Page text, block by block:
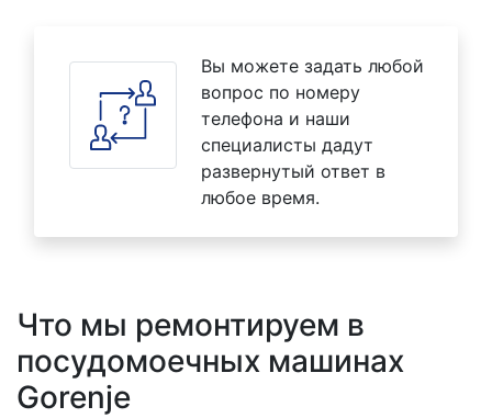
Вы можете задать любой
вопрос по номеру
телефона и наши
специалисты дадут
развернутый ответ в
любое время.
Что мы ремонтируем в
посудомоечных машинах
Gorenje